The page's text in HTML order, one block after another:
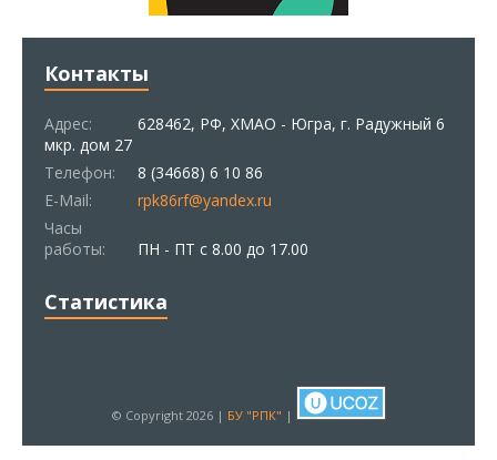
Контакты
Адрес:
628462, РФ, ХМАО - Югра, г. Радужный 6
мкр. дом 27
Телефон:
8 (34668) 6 10 86
E-Mail:
rpk86rf@yandex.ru
Часы
работы:
ПН - ПТ с 8.00 до 17.00
Статистика
© Copyright 2026 | БУ "РПК" |